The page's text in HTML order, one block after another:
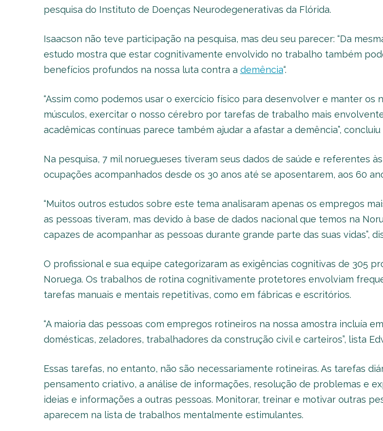
pesquisa do Instituto de Doenças Neurodegenerativas da Flórida.
Isaacson não teve participação na pesquisa, mas deu seu parecer: “Da
estudo mostra que estar cognitivamente envolvido no trabalho também
benefícios profundos na nossa luta contra a demência“.
“Assim como podemos usar o exercício físico para desenvolver e manter os
músculos, exercitar o nosso cérebro por tarefas de trabalho mais
acadêmicas contínuas parece também ajudar a afastar a demência”, concluiu
Na pesquisa, 7 mil noruegueses tiveram seus dados de saúde e referentes
ocupações acompanhados desde os 30 anos até se aposentarem, aos 60
“Muitos outros estudos sobre este tema analisaram apenas os empregos
as pessoas tiveram, mas devido à base de dados nacional que temos na
capazes de acompanhar as pessoas durante grande parte das suas vidas”,
O profissional e sua equipe categorizaram as exigências cognitivas de 305
Noruega. Os trabalhos de rotina cognitivamente protetores envolviam
tarefas manuais e mentais repetitivas, como em fábricas e escritórios.
“A maioria das pessoas com empregos rotineiros na nossa amostra incluía
domésticas, zeladores, trabalhadores da construção civil e carteiros”, lista
Essas tarefas, no entanto, não são necessariamente rotineiras. As tarefas
pensamento criativo, a análise de informações, resolução de problemas e
ideias e informações a outras pessoas. Monitorar, treinar e motivar outras
aparecem na lista de trabalhos mentalmente estimulantes.